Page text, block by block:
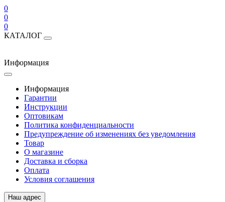
0
0
0
КАТАЛОГ
Информация
Информация
Гарантии
Инструкции
Оптовикам
Политика конфиденциальности
Предупреждение об изменениях без уведомления
Товар
О магазине
Доставка и сборка
Оплата
Условия соглашения
Наш адрес